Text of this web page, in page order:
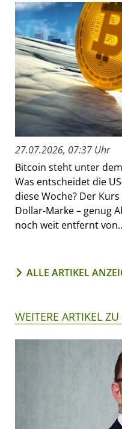
27.07.2026, 07:37 Uhr
Bitcoin steht unter
Was entscheidet die
diese Woche? Der
Dollar-Marke – genug
noch weit entfernt
ALLE ARTIKEL
WEITERE ARTIKEL